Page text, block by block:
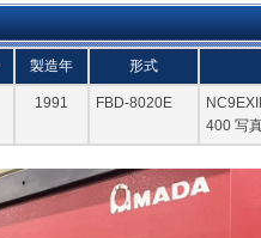
製造年 形式
1991 FBD-8020E
400 写